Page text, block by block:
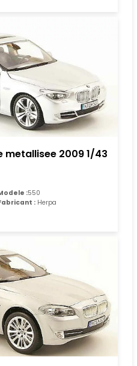
metallisee 2009 1/43
:550
: Herpa